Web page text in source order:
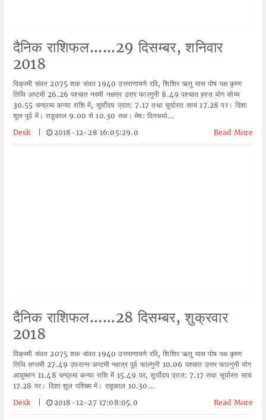
दैनिक राशिफल......29 दिसम्बर, शनिवार
2018
विक्रमी संवत 2075 शक संवत 1940 उत्तराणायणे रवि, शिशिर ऋतु मास पोष पक्ष कृष्ण
तिथि अष्टमी 26.26 पश्चात नवमी नक्षत्र उत्तर फाल्गुनी 8.49 पश्चात हस्त योग सोम्य
30.55 चन्द्रमा कन्या राशि में, सूर्योदय प्रात: 7.17 तथा सूर्यास्त सायं 17.28 पर। दिशा
शूल पूर्व में। राहूकाल 9.00 से 10.30 तक। मेष: दिनचर्या...
Desk
2018-12-28 16:05:29.0 Read More
दैनिक राशिफल......28 दिसम्बर, शुक्रवार
2018
विक्रमी संवत 2075 शक संवत 1940 उत्तराणायणे रवि, शिशिर ऋतु मास पोष पक्ष कृष्ण
तिथि सप्तमी 27.49 उपरान्त अष्टमी नक्षत्र पूर्व फाल्गुनी 10.06 पश्चात उत्तर फाल्गुनी योग
आयुष्मान 11.48 चन्द्रमा कन्या राशि में 15.49 पर, सूर्योदय प्रात: 7.17 तथा सूर्यास्त सायं
17.28 पर। दिशा शूल पश्चिम में। राहूकाल 10.30...
Desk
2018-12-27 17:08:05.0 Read More